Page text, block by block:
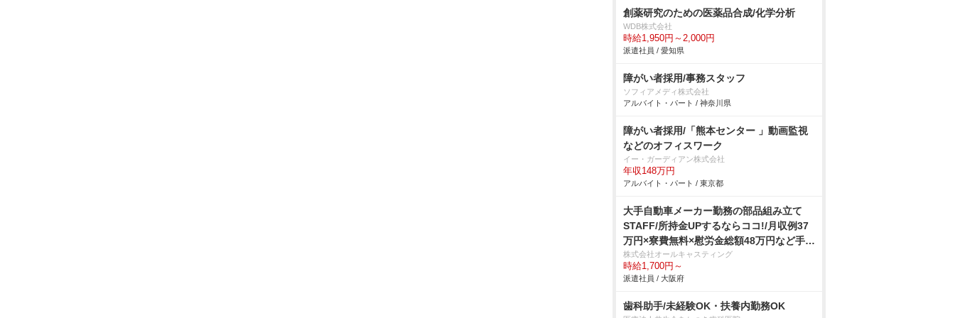
創薬研究のための医薬品合成/化学分析
WDB株式会社
時給1,950円～2,000円
派遣社員 / 愛知県
障がい者採用/事務スタッフ
ソフィアメディ株式会社
アルバイト・パート / 神奈川県
障がい者採用/「熊本センター 」動画監視
などのオフィスワーク
イー・ガーディアン株式会社
年収148万円
アルバイト・パート / 東京都
大手自動車メーカー勤務の部品組み立て
STAFF/所持金UPするならココ!/月収例37
万円×寮費無料×慰労金総額48万円など手当
充実
株式会社オールキャスティング
時給1,700円～
派遣社員 / 大阪府
歯科助手/未経験OK・扶養内勤務OK